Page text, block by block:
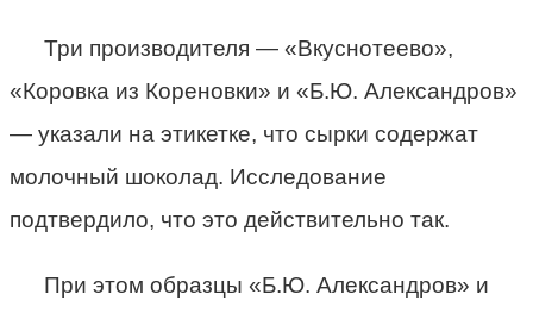
Три производителя — «Вкуснотеево»,
«Коровка из Кореновки» и «Б.Ю. Александров»
— указали на этикетке, что сырки содержат
молочный шоколад. Исследование
подтвердило, что это действительно так.
При этом образцы «Б.Ю. Александров» и